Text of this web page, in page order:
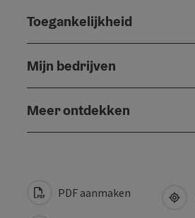
Toegankelijkheid
Mijn bedrijven
Meer ontdekken
PDF aanmaken